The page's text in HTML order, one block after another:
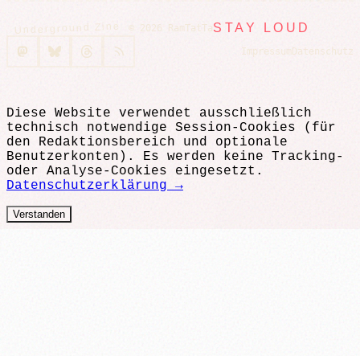
Underground Zine © 2026 RamTatTaSTAY LOUD
Impressum Datenschutz
Diese Website verwendet ausschließlich
technisch notwendige Session-Cookies (für
den Redaktionsbereich und optionale
Benutzerkonten). Es werden keine Tracking-
oder Analyse-Cookies eingesetzt.
Datenschutzerklärung →
Verstanden